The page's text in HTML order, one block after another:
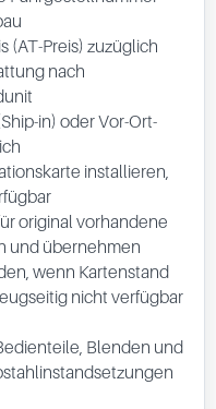
(AT-Preis) zuzüglich
nach
in) oder Vor-Ort-
installieren,
original vorhandene
und übernehmen
wenn Kartenstand
nicht verfügbar
Blenden und